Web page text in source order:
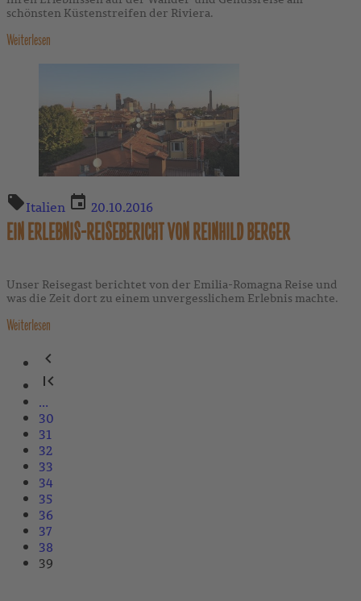
schönsten Küstenstreifen der Riviera.
Weiterlesen
Italien 20.10.2016
EIN ERLEBNIS-REISEBERICHT VON REINHILD BERGER
Unser Reisegast berichtet von der Emilia-Romagna Reise und
was die Zeit dort zu einem unvergesslichem Erlebnis machte.
Weiterlesen
…
30
31
32
33
34
35
36
37
38
39